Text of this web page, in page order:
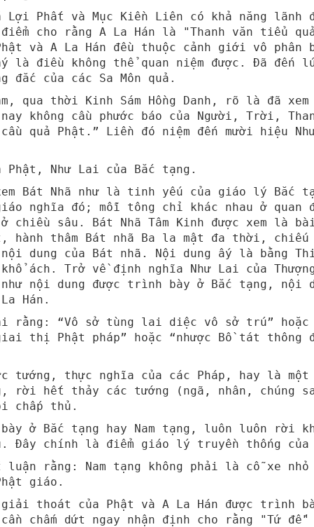
Phất và Mục Kiền Liên có khả năng lãnh
điểm cho rằng A La Hán là "Thanh văn tiểu
và A La Hán đều thuộc cảnh giới vô
điều không thể quan niệm được. Đã đến
đắc của các Sa Môn quả.
qua thời Kinh Sám Hồng Danh, rõ là đã
không cầu phước báo của Người, Trời,
quả Phật.” Liền đó niệm đến mười hiệu
Như Lai của Bắc tạng.
Bát Nhã như là tinh yếu của giáo lý Bắc
nghĩa đó; mỗi tông chỉ khác nhau ở
chiều sâu. Bát Nhã Tâm Kinh được xem là
hành thâm Bát nhã Ba la mật đa thời,
dung của Bát nhã. Nội dung ấy là bằng
ách. Trở về định nghĩa Như Lai của
nội dung được trình bày ở Bắc tạng, nội
Hán.
rằng: “Vô sở tùng lai diệc vô sở trú”
thị Phật pháp” hoặc “nhược Bồ tát thông
tướng, thực nghĩa của các Pháp, hay là
rời hết thảy các tướng (ngã, nhân, chúng
chấp thủ.
bày ở Bắc tạng hay Nam tạng, luôn luôn
Đây chính là điểm giáo lý truyền thống của
rằng: Nam tạng không phải là cỗ xe
giáo.
thoát của Phật và A La Hán được trình
chấm dứt ngay nhận định cho rằng "Tứ đế"